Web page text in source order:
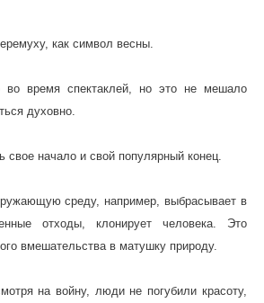
как символ весны.
время спектаклей, но это не мешало
духовно.
начало и свой популярный конец.
среду, например, выбрасывает в
отходы, клонирует человека. Это
вмешательства в матушку природу.
на войну, люди не погубили красоту,